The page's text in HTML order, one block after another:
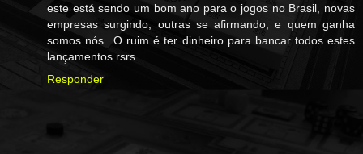
este está sendo um bom ano para o jogos no Brasil, novas
empresas surgindo, outras se afirmando, e quem ganha
somos nós...O ruim é ter dinheiro para bancar todos estes
lançamentos rsrs...
Responder